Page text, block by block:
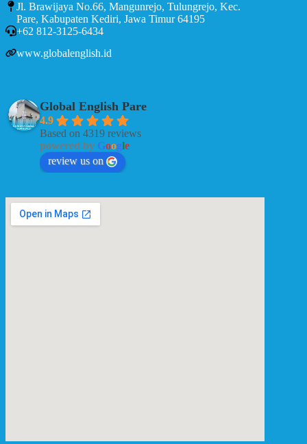
Jl. Brawijaya No.66, Mangunrejo, Tulungrejo, Kec.
Pare, Kabupaten Kediri, Jawa Timur 64195
+62 812-3125-6434
www.globalenglish.id
Global English Pare
4.9
Based on 4319 reviews
powered by Google
review us on